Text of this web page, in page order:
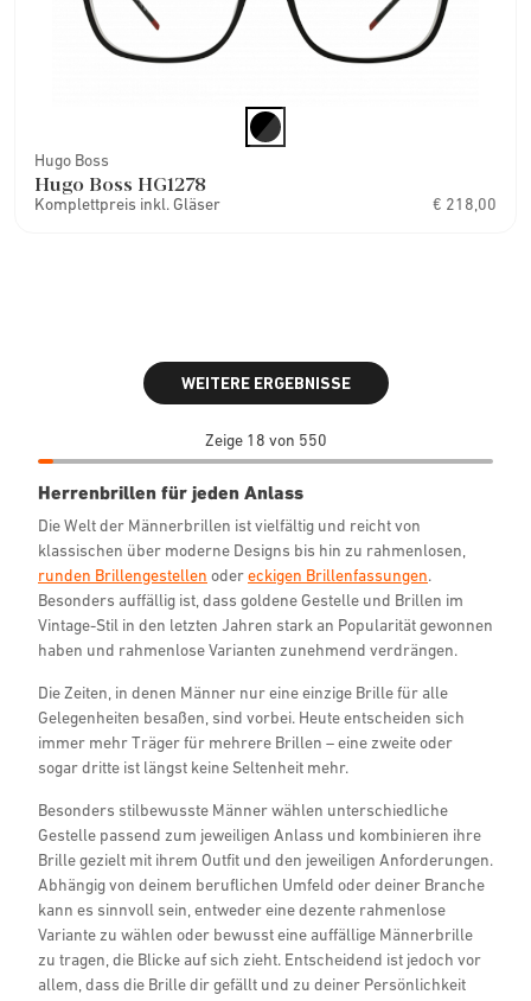
Hugo Boss
Hugo Boss HG1278
Komplettpreis inkl. Gläser € 218,00
WEITERE ERGEBNISSE
Zeige 18 von 550
Herrenbrillen für jeden Anlass
Die Welt der Männerbrillen ist vielfältig und reicht von
klassischen über moderne Designs bis hin zu rahmenlosen,
runden Brillengestellen odereckigen Brillenfassungen.
Besonders auffällig ist, dass goldene Gestelle und Brillen im
Vintage-Stil in den letzten Jahren stark an Popularität gewonnen
haben und rahmenlose Varianten zunehmend verdrängen.
Die Zeiten, in denen Männer nur eine einzige Brille für alle
Gelegenheiten besaßen, sind vorbei. Heute entscheiden sich
immer mehr Träger für mehrere Brillen – eine zweite oder
sogar dritte ist längst keine Seltenheit mehr.
Besonders stilbewusste Männer wählen unterschiedliche
Gestelle passend zum jeweiligen Anlass und kombinieren ihre
Brille gezielt mit ihrem Outfit und den jeweiligen Anforderungen.
Abhängig von deinem beruflichen Umfeld oder deiner Branche
kann es sinnvoll sein, entweder eine dezente rahmenlose
Variante zu wählen oder bewusst eine auffällige Männerbrille
zu tragen, die Blicke auf sich zieht. Entscheidend ist jedoch vor
allem, dass die Brille dir gefällt und zu deiner Persönlichkeit